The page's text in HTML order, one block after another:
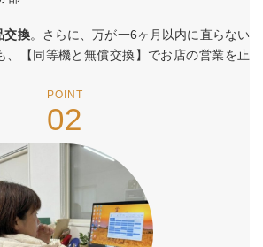
交換。さらに、万が一6ヶ月以内に直らない
、【同等機と無償交換】でお店の営業を止
POINT
02